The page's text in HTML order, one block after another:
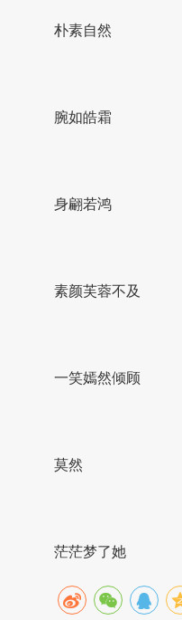
朴素自然
腕如皓霜
身翩若鸿
素颜芙蓉不及
一笑嫣然倾顾
莫然
茫茫梦了她